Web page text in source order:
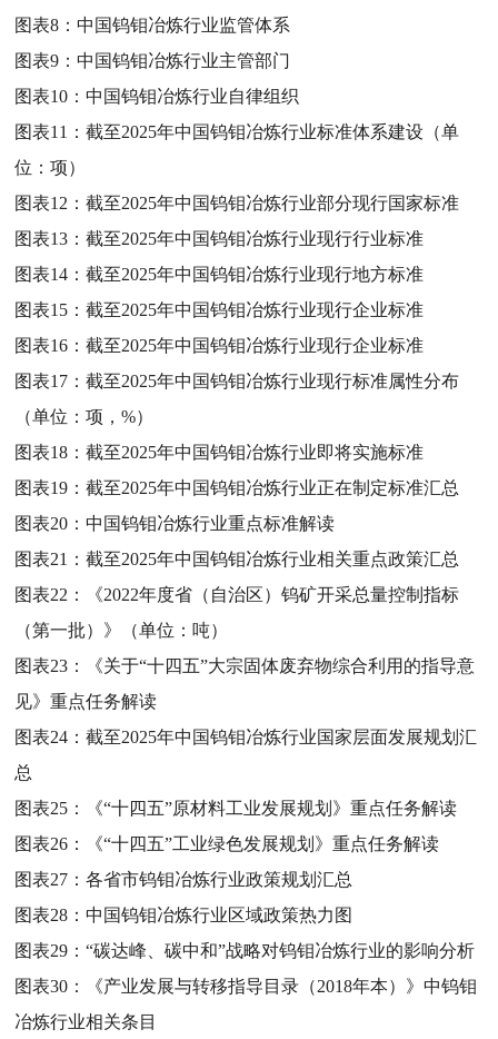
图表8：中国钨钼冶炼行业监管体系
图表9：中国钨钼冶炼行业主管部门
图表10：中国钨钼冶炼行业自律组织
图表11：截至2025年中国钨钼冶炼行业标准体系建设（单
位：项）
图表12：截至2025年中国钨钼冶炼行业部分现行国家标准
图表13：截至2025年中国钨钼冶炼行业现行行业标准
图表14：截至2025年中国钨钼冶炼行业现行地方标准
图表15：截至2025年中国钨钼冶炼行业现行企业标准
图表16：截至2025年中国钨钼冶炼行业现行企业标准
图表17：截至2025年中国钨钼冶炼行业现行标准属性分布
（单位：项，%）
图表18：截至2025年中国钨钼冶炼行业即将实施标准
图表19：截至2025年中国钨钼冶炼行业正在制定标准汇总
图表20：中国钨钼冶炼行业重点标准解读
图表21：截至2025年中国钨钼冶炼行业相关重点政策汇总
图表22：
《2022年度省（自治区）钨矿开采总量控制指标
（第一批）》（单位：吨）
图表23：
《关于“十四五”大宗固体废弃物综合利用的指导意
见》重点任务解读
图表24：截至2025年中国钨钼冶炼行业国家层面发展规划汇
总
图表25：
《“十四五”原材料工业发展规划》重点任务解读
图表26：
《“十四五”工业绿色发展规划》重点任务解读
图表27：各省市钨钼冶炼行业政策规划汇总
图表28：中国钨钼冶炼行业区域政策热力图
图表29：“碳达峰、碳中和”战略对钨钼冶炼行业的影响分析
图表30：
《产业发展与转移指导目录（2018年本）》中钨钼
冶炼行业相关条目